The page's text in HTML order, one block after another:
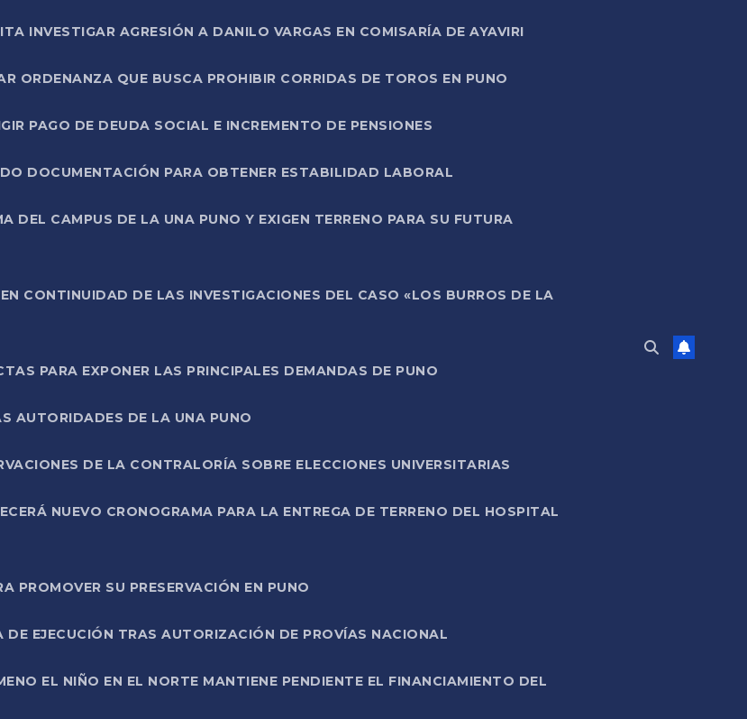
INVESTIGAR AGRESIÓN A DANILO VARGAS EN COMISARÍA DE AYAVIRI
ORDENANZA QUE BUSCA PROHIBIR CORRIDAS DE TOROS EN PUNO
PAGO DE DEUDA SOCIAL E INCREMENTO DE PENSIONES
DOCUMENTACIÓN PARA OBTENER ESTABILIDAD LABORAL
DEL CAMPUS DE LA UNA PUNO Y EXIGEN TERRENO PARA SU FUTURA
CONTINUIDAD DE LAS INVESTIGACIONES DEL CASO «LOS BURROS DE LA
PARA EXPONER LAS PRINCIPALES DEMANDAS DE PUNO
AUTORIDADES DE LA UNA PUNO
DE LA CONTRALORÍA SOBRE ELECCIONES UNIVERSITARIAS
NUEVO CRONOGRAMA PARA LA ENTREGA DE TERRENO DEL HOSPITAL
PROMOVER SU PRESERVACIÓN EN PUNO
EJECUCIÓN TRAS AUTORIZACIÓN DE PROVÍAS NACIONAL
EL NIÑO EN EL NORTE MANTIENE PENDIENTE EL FINANCIAMIENTO DEL